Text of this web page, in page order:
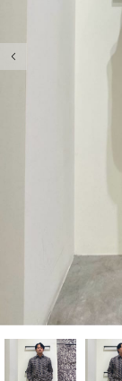
前の画像